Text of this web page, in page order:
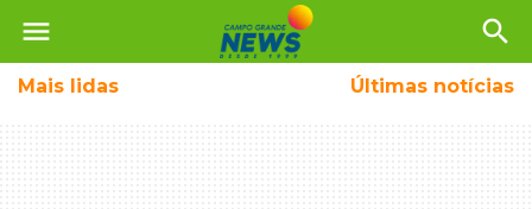
menu search
Mais lidas Últimas notícias